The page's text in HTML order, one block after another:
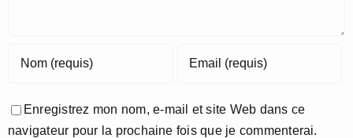
Enregistrez mon nom, e-mail et site Web dans ce
navigateur pour la prochaine fois que je commenterai.